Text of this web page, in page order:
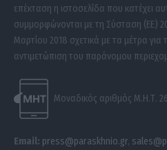
επέκταση η ιστοσελίδα που κατέχει
συμμορφώνονται με τη Σύσταση (ΕΕ)
Μαρτίου 2018 σχετικά με τα μέτρα για
αντιμετώπιση του παράνομου
Μοναδικός αριθμός Μ.Η.Τ.
Email: press@paraskhnio.gr,